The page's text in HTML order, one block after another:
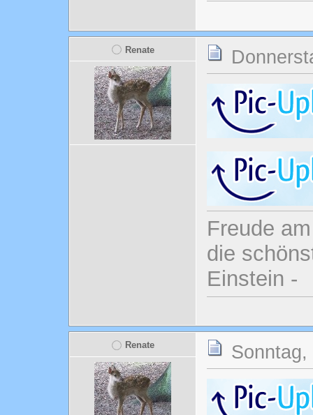
Renate
Freude
die
Einstein -
Renate